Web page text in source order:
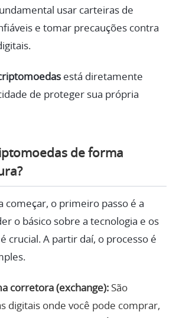
usar carteiras de
e tomar precauções contra
está diretamente
de proteger sua própria
de forma
começar, o primeiro passo é a
o básico sobre a tecnologia e os
crucial. A partir daí, o processo é
corretora (exchange): São
digitais onde você pode comprar,